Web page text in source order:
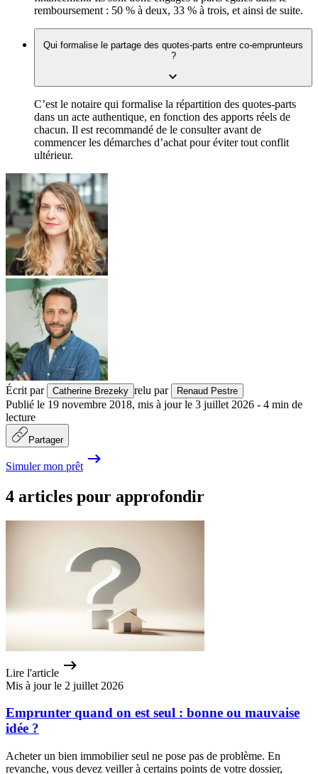
remboursement : 50 % à deux, 33 % à trois, et ainsi de suite.
Qui formalise le partage des quotes-parts entre co-emprunteurs
?
C’est le notaire qui formalise la répartition des quotes-parts
dans un acte authentique, en fonction des apports réels de
chacun. Il est recommandé de le consulter avant de
commencer les démarches d’achat pour éviter tout conflit
ultérieur.
Écrit par Catherine Brezeky relu par Renaud Pestre
Publié le 19 novembre 2018, mis à jour le 3 juillet 2026 - 4 min de
lecture
Partager
Simuler mon prêt
4 articles pour approfondir
Lire l'article
Mis à jour le 2 juillet 2026
Emprunter quand on est seul : bonne ou mauvaise
idée ?
Acheter un bien immobilier seul ne pose pas de problème. En
revanche, vous devez veiller à certains points de votre dossier,